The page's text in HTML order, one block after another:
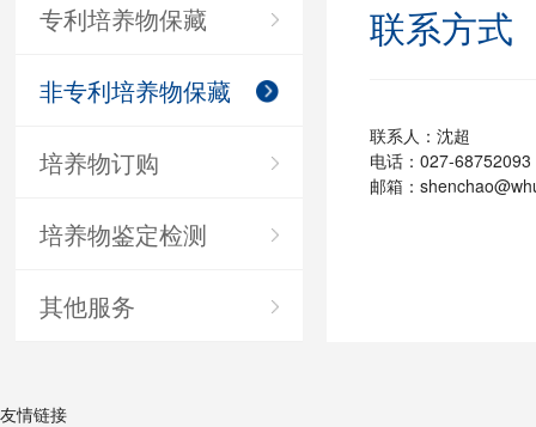
专利培养物保藏
非专利培养物保藏
培养物订购
培养物鉴定检测
其他服务
联系方式
联系人：沈超
电话：027-68752093
邮箱：
友情链接